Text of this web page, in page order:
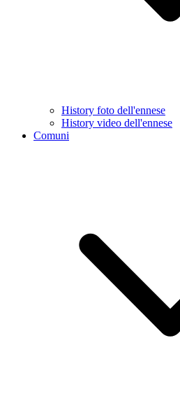
History foto dell'ennese
History video dell'ennese
Comuni